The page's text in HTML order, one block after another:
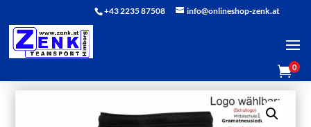
+43 2235 87508 info@onlineshop-zenk.at
0